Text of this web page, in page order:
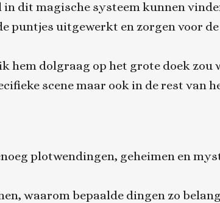
dit magische systeem kunnen
puntjes uitgewerkt en zorgen voor
hem dolgraag op het grote doek zou
scene maar ook in de rest van
plotwendingen, geheimen en
waarom bepaalde dingen zo